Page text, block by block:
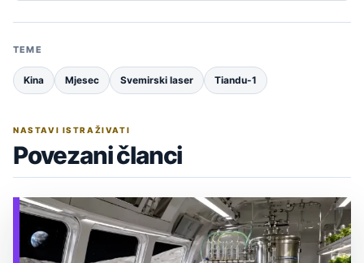
TEME
Kina Mjesec Svemirski laser Tiandu-1
NASTAVI ISTRAŽIVATI
Povezani članci